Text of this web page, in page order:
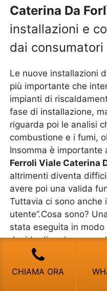
Caterina Da
installazioni e
dai consumatori
Le nuove installazioni
più importante che
impianti di
fase di installazione,
riguarda poi le analisi
combustione e i fumi,
Insomma è importante
Ferroli Viale Caterina
altrimenti diventa
avere poi una valida
Tuttavia ci sono anche
utente”.Cosa sono?
stata eseguita in
decide di andare a
caldaia funziona. Si
pomelli oppure, per i
“touchscreen”, si
CHIAMA ORA